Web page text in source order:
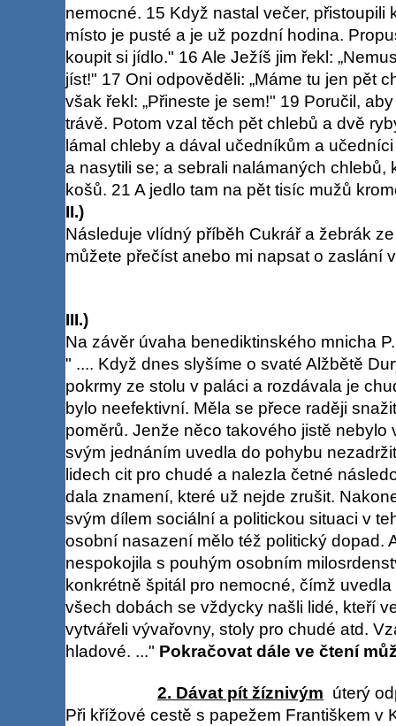
nemocné. 15 Když nastal večer, přistoupili
místo je pusté a je už pozdní hodina.
koupit si jídlo." 16 Ale Ježíš jim řekl:
jíst!" 17 Oni odpověděli: „Máme tu jen pět
však řekl: „Přineste je sem!" 19 Poručil,
trávě. Potom vzal těch pět chlebů a dvě
lámal chleby a dával učedníkům a
a nasytili se; a sebrali nalámaných chlebů,
košů. 21 A jedlo tam na pět tisíc mužů
II.)
Následuje vlídný příběh Cukrář a žebrák
můžete přečíst anebo mi napsat o zaslání
III.)
Na závěr úvaha benediktinského mnicha
" .... Když dnes slyšíme o svaté Alžbětě
pokrmy ze stolu v paláci a rozdávala je
bylo neefektivní. Měla se přece raději
poměrů. Jenže něco takového jistě nebylo
svým jednáním uvedla do pohybu
lidech cit pro chudé a nalezla četné
dala znamení, které už nejde zrušit.
svým dílem sociální a politickou situaci v
osobní nasazení mělo též politický dopad.
nespokojila s pouhým osobním
konkrétně špitál pro nemocné, čímž
všech dobách se vždycky našli lidé, kteří
vytvářeli vývařovny, stoly pro chudé atd.
hladové. ..." Pokračovat dále ve čtení
2. Dávat pít žíznivým úterý
Při křížové cestě s papežem Františkem v